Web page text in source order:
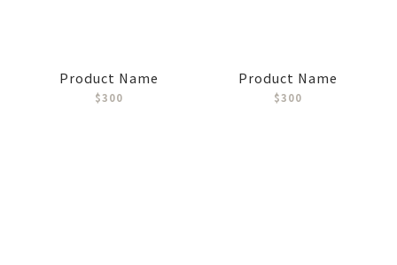
Product Name
$300
Product Name
$300